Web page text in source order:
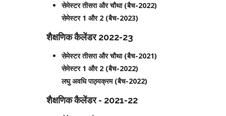
सेमेस्टर तीसरा और चौथा (बैच-2022)
सेमेस्टर 1 और 2 (बैच-2023)
शैक्षणिक कैलेंडर 2022-23
सेमेस्टर तीसरा और चौथा (बैच-2021)
सेमेस्टर 1 और 2 (बैच-2022)
लघु अवधि पाठ्यक्रम (बैच-2022)
शैक्षणिक कैलेंडर - 2021-22